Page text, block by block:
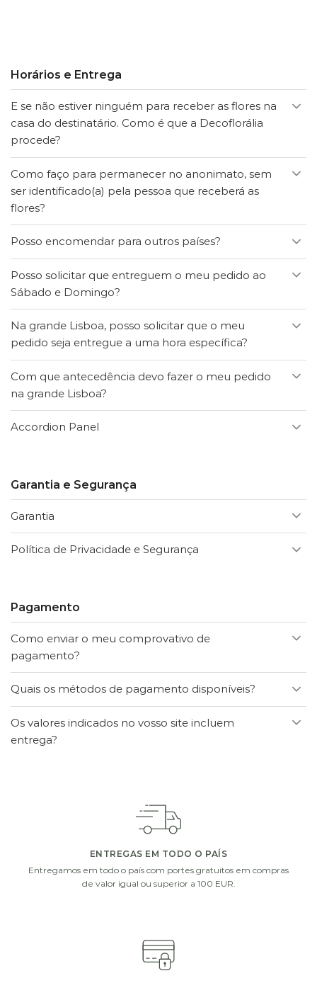
Horários e Entrega
E se não estiver ninguém para receber as flores na
casa do destinatário. Como é que a Decoflorália
procede?
Como faço para permanecer no anonimato, sem
ser identificado(a) pela pessoa que receberá as
flores?
Posso encomendar para outros países?
Posso solicitar que entreguem o meu pedido ao
Sábado e Domingo?
Na grande Lisboa, posso solicitar que o meu
pedido seja entregue a uma hora específica?
Com que antecedência devo fazer o meu pedido
na grande Lisboa?
Accordion Panel
Garantia e Segurança
Garantia
Política de Privacidade e Segurança
Pagamento
Como enviar o meu comprovativo de
pagamento?
Quais os métodos de pagamento disponíveis?
Os valores indicados no vosso site incluem
entrega?
ENTREGAS EM TODO O PAÍS
Entregamos em todo o país com portes gratuitos em compras
de valor igual ou superior a 100 EUR.